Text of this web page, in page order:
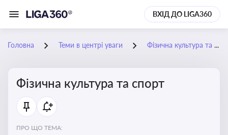
ВХІД ДО LIGA360
Головна Теми в центрі уваги Фізична культура та спорт
Фізична культура та спорт
ПРО ЩО ТЕМА: